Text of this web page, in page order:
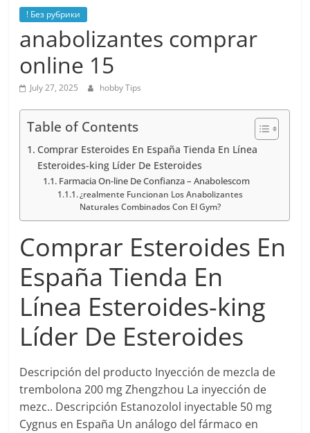
and
tricks
! Без рубрики
anabolizantes comprar
online 15
July 27, 2025 hobby Tips
Table of Contents
Comprar Esteroides En España Tienda En Línea
Esteroides-king Líder De Esteroides
Farmacia On-line De Confianza – Anabolescom
¿realmente Funcionan Los Anabolizantes
Naturales Combinados Con El Gym?
Comprar Esteroides En
España Tienda En
Línea Esteroides-king
Líder De Esteroides
Descripción del producto Inyección de mezcla de
trembolona 200 mg Zhengzhou La inyección de
mezc.. Descripción Estanozolol inyectable 50 mg
Cygnus en España Un análogo del fármaco en